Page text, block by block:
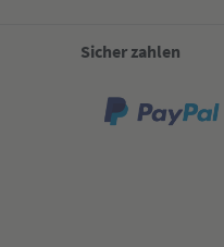
Sicher zahlen